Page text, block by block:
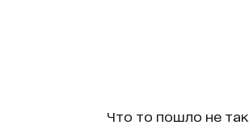
Что то пошло не так...